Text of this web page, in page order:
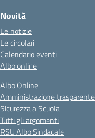
Novità
Le notizie
Le circolari
Calendario eventi
Albo online
Albo Online
Amministrazione trasparente
Sicurezza a Scuola
Tutti gli argomenti
RSU Albo Sindacale